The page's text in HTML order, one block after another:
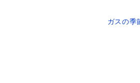
ガスの季